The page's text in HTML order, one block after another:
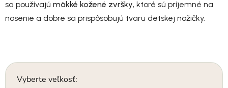
sa používajú mäkké kožené zvršky, ktoré sú príjemné na
nosenie a dobre sa prispôsobujú tvaru detskej nožičky.
Vyberte veľkosť: